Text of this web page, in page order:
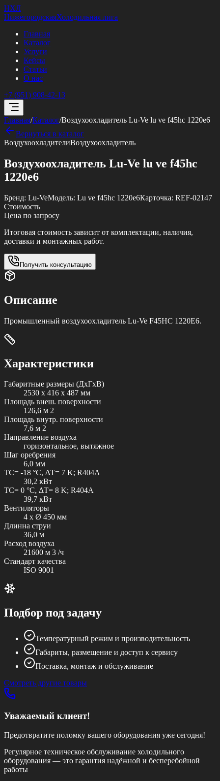
НХЛ
НижегородскаяХолодильная лига
Главная
Каталог
Услуги
Кейсы
Статьи
О нас
+7 (951) 908-42-13
Главная/Каталог/Воздухоохладитель Lu-Ve lu ve f45hc 1220e6
Вернуться в каталог
ВоздухоохладителиВоздухоохладитель
Воздухоохладитель Lu-Ve lu ve f45hc
1220e6
Бренд: Lu-VeМодель: Lu ve f45hc 1220e6Карточка: REF-02147
Стоимость
Цена по запросу
Итоговая стоимость зависит от комплектации, наличия,
доставки и монтажных работ.
Получить консультацию
Описание
Промышленный воздухоохладитель Lu-Ve F45HC 1220E6.
Характеристики
Габаритные размеры (ДxГxВ)
2530 x 416 x 487 мм
Площадь внеш. поверхности
126,6 м 2
Площадь внутр. поверхности
7,6 м 2
Направление воздуха
горизонтальное, вытяжное
Шаг оребрения
6,0 мм
TC= -18 °C, ΔT= 7 K; R404A
30,2 кВт
TC= 0 °C, ΔT= 8 K; R404A
39,7 кВт
Вентиляторы
4 x Ø 450 мм
Длинна струи
36,0 м
Расход воздуха
21600 м 3 /ч
Стандарт качества
ISO 9001
Подбор под задачу
Температурный режим и производительность
Габариты, размещение и доступ к сервису
Поставка, монтаж и обслуживание
Смотреть другие товары
Уважаемый клиент!
Предотвратите поломку вашего оборудования уже сегодня!
Регулярное техническое обслуживание холодильного
оборудования — это гарантия надёжной и бесперебойной
работы